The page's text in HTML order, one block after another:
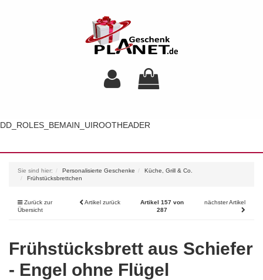
DD_ROLES_BEMAIN_UIROOTHEADER
Sie sind hier: Personalisierte Geschenke
Küche, Grill & Co.
Frühstücksbrettchen
Zurück zur
Übersicht
Artikel zurück
Artikel 157 von
287
nächster Artikel
Frühstücksbrett aus Schiefer
- Engel ohne Flügel